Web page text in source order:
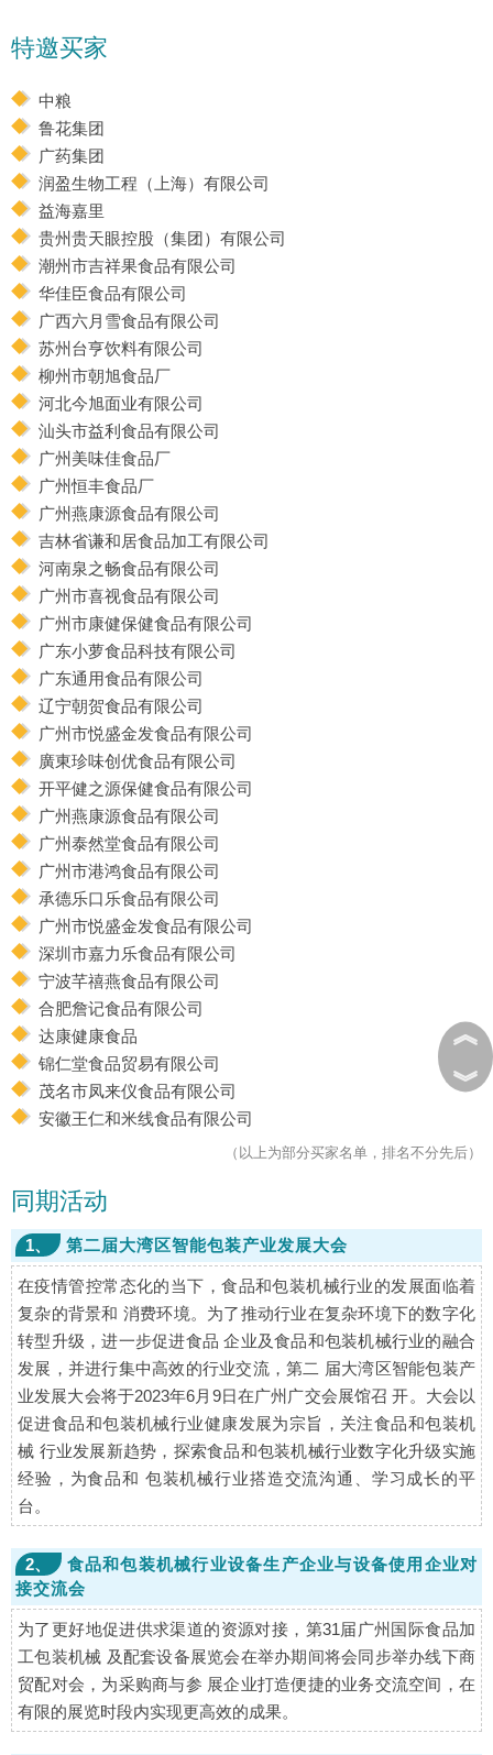
特邀买家
中粮
鲁花集团
广药集团
润盈生物工程（上海）有限公司
益海嘉里
贵州贵天眼控股（集团）有限公司
潮州市吉祥果食品有限公司
华佳臣食品有限公司
广西六月雪食品有限公司
苏州台亨饮料有限公司
柳州市朝旭食品厂
河北今旭面业有限公司
汕头市益利食品有限公司
广州美味佳食品厂
广州恒丰食品厂
广州燕康源食品有限公司
吉林省谦和居食品加工有限公司
河南泉之畅食品有限公司
广州市喜视食品有限公司
广州市康健保健食品有限公司
广东小萝食品科技有限公司
广东通用食品有限公司
辽宁朝贺食品有限公司
广州市悦盛金发食品有限公司
廣東珍味创优食品有限公司
开平健之源保健食品有限公司
广州燕康源食品有限公司
广州泰然堂食品有限公司
广州市港鸿食品有限公司
承德乐口乐食品有限公司
广州市悦盛金发食品有限公司
深圳市嘉力乐食品有限公司
宁波芊禧燕食品有限公司
合肥詹记食品有限公司
达康健康食品
锦仁堂食品贸易有限公司
茂名市凤来仪食品有限公司
安徽王仁和米线食品有限公司
（以上为部分买家名单，排名不分先后）
同期活动
1、 第二届大湾区智能包装产业发展大会
在疫情管控常态化的当下，食品和包装机械行业的发展面临着
复杂的背景和 消费环境。为了推动行业在复杂环境下的数字化
转型升级，进一步促进食品 企业及食品和包装机械行业的融合
发展，并进行集中高效的行业交流，第二 届大湾区智能包装产
业发展大会将于2023年6月9日在广州广交会展馆召 开。大会以
促进食品和包装机械行业健康发展为宗旨，关注食品和包装机
械 行业发展新趋势，探索食品和包装机械行业数字化升级实施
经验，为食品和 包装机械行业搭造交流沟通、学习成长的平
台。
2、
食品和包装机械行业设备生产企业与设备使用企业对
接交流会
为了更好地促进供求渠道的资源对接，第31届广州国际食品加
工包装机械 及配套设备展览会在举办期间将会同步举办线下商
贸配对会，为采购商与参 展企业打造便捷的业务交流空间，在
有限的展览时段内实现更高效的成果。
︽
︾